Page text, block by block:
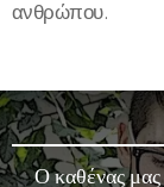
ανθρώπου.
Ο καθένας μας